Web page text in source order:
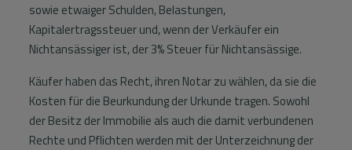
sowie etwaiger Schulden, Belastungen,
Kapitalertragssteuer und, wenn der Verkäufer ein
Nichtansässiger ist, der 3% Steuer für Nichtansässige.
Käufer haben das Recht, ihren Notar zu wählen, da sie die
Kosten für die Beurkundung der Urkunde tragen. Sowohl
der Besitz der Immobilie als auch die damit verbundenen
Rechte und Pflichten werden mit der Unterzeichnung der